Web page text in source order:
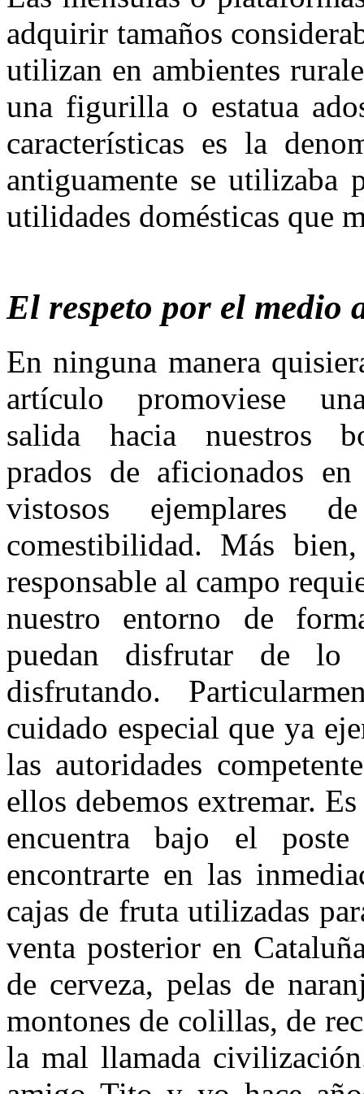
adquirir tamaños
utilizan en ambientes
una figurilla o estatua
características es la
antiguamente se utilizaba
utilidades domésticas que
El respeto por el medio
En ninguna manera
artículo pro­moviese
salida hacia nuestros
prados de aficionados en
vistosos ejem­plares
comestibilidad. Más
responsable al campo
nuestro entorno de
puedan disfrutar de lo
disfrutando.
cuidado especial que ya
las autoridades
ellos de­bemos extremar.
encuentra bajo el
encontrarte en las
cajas de fruta utilizadas
venta posterior en
de cerveza, pelas de
montones de colillas, de
la mal llamada